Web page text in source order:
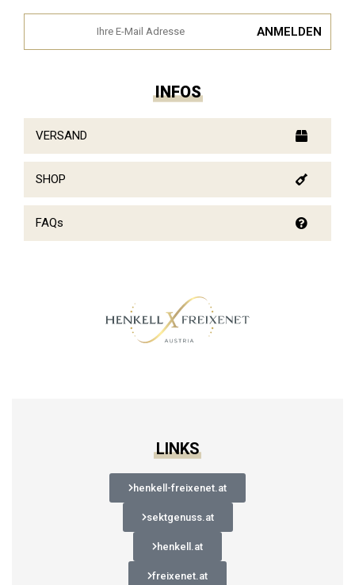
INFOS
VERSAND
SHOP
FAQs
LINKS
henkell-freixenet.at
sektgenuss.at
henkell.at
freixenet.at